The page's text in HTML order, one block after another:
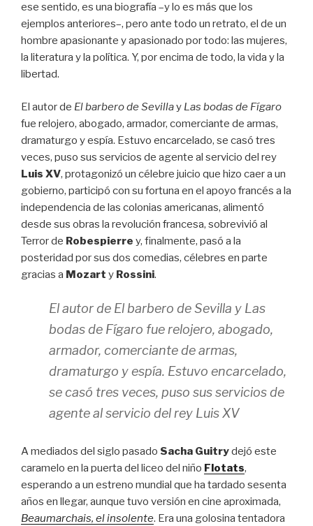
ese sentido, es una biografía –y lo es más que los
ejemplos anteriores–, pero ante todo un retrato, el de un
hombre apasionante y apasionado por todo: las mujeres,
la literatura y la política. Y, por encima de todo, la vida y la
libertad.
El autor de El barbero de Sevillay Las bodas de Fígaro
fue relojero, abogado, armador, comerciante de armas,
dramaturgo y espía. Estuvo encarcelado, se casó tres
veces, puso sus servicios de agente al servicio del rey
Luis XV, protagonizó un célebre juicio que hizo caer a un
gobierno, participó con su fortuna en el apoyo francés a la
independencia de las colonias americanas, alimentó
desde sus obras la revolución francesa, sobrevivió al
Terror de Robespierre y, finalmente, pasó a la
posteridad por sus dos comedias, célebres en parte
gracias a Mozart y Rossini.
El autor de El barbero de Sevilla y Las
bodas de Fígaro fue relojero, abogado,
armador, comerciante de armas,
dramaturgo y espía. Estuvo encarcelado,
se casó tres veces, puso sus servicios de
agente al servicio del rey Luis XV
A mediados del siglo pasado Sacha Guitrydejó este
caramelo en la puerta del liceo del niño Flotats,
esperando a un estreno mundial que ha tardado sesenta
años en llegar, aunque tuvo versión en cine aproximada,
Beaumarchais, el insolente. Era una golosina tentadora